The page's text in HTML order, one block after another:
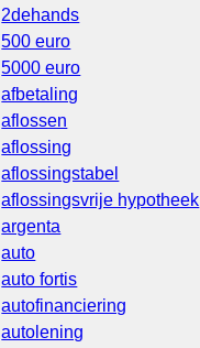
2dehands
500 euro
5000 euro
afbetaling
aflossen
aflossing
aflossingstabel
aflossingsvrije hypotheek
argenta
auto
auto fortis
autofinanciering
autolening